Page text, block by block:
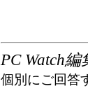
PC Watch編
個別にご回答